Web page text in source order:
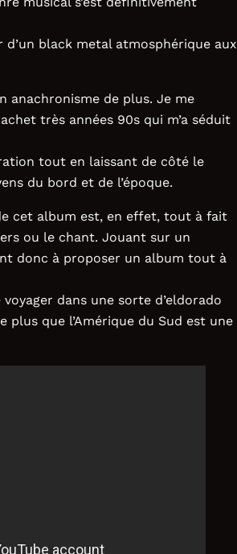
black metal atmosphérique aux
anachronisme de plus. Je me
très années 90s qui m’a séduit
tout en laissant de côté le
du bord et de l’époque.
cet album est, en effet, tout à fait
ou le chant. Jouant sur un
donc à proposer un album tout à
dans une sorte d’eldorado
plus que l’Amérique du Sud est une